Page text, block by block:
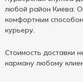
любой район Киева.
комфортным
курьеру.
Стоимость доставки
карману любому